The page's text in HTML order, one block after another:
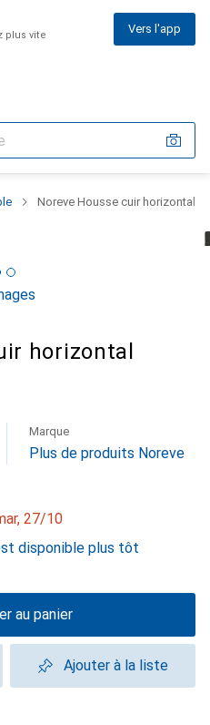
plus vite Vers l'app
Noreve Housse cuir horizontal
horizontal
Marque
Plus de produits Noreve
27/10
disponible plus tôt
au panier
Ajouter à la liste